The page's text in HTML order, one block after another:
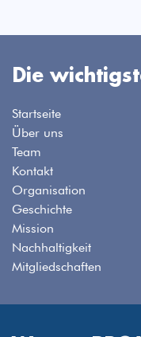
Die
Startseite
Über uns
Team
Kontakt
Organisation
Geschichte
Mission
Nachhaltigkeit
Mitgliedschaften